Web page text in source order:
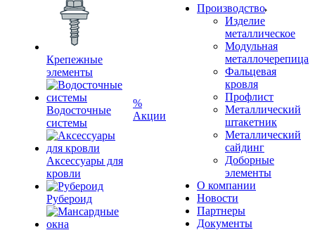
Крепежные
элементы
Водосточные
системы
Аксессуары для
кровли
Рубероид
%
Акции
Производство
Изделие
металлическое
Модульная
металлочерепица
Фальцевая
кровля
Профлист
Металлический
штакетник
Металлический
сайдинг
Доборные
элементы
О компании
Новости
Партнеры
Документы